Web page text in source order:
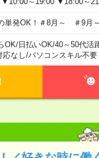
単発OK！＃8月～ ＃9月～
OK/日払いOK/40～50代活
応なし/パソコンスキル不要